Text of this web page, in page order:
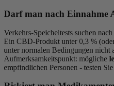
Darf man nach Einnahme
Verkehrs-Speicheltests suchen nach
Ein CBD-Produkt unter 0,3 %
unter normalen Bedingungen nicht
Aufmerksamkeitspunkt: mögliche
empfindlichen Personen - testen